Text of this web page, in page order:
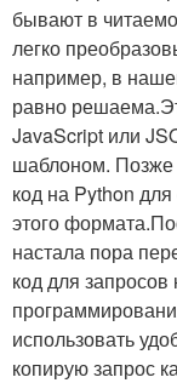
бывают в
легко
например, в
равно
JavaScript или
шаблоном. Позже
код на Python
этого
настала пора
код для
использовать
копирую запрос